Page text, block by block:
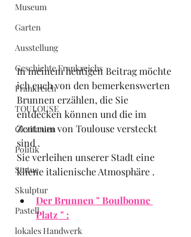
Museum
Garten
Ausstellung
Geschichte Frankreichs
Frankreich
TOULOUSE
Okzitanien
Politik
Statue
Skulptur
Pastell
lokales Handwerk
In meinem heutigen Beitrag möchte
ich euch von den bemerkenswerten
Brunnen erzählen, die Sie
entdecken können und die im
Zentrum von Toulouse versteckt
sind .
Sie verleihen unserer Stadt eine
kliene italienische Atmosphäre .
Der Brunnen " Boulbonne
Platz " :